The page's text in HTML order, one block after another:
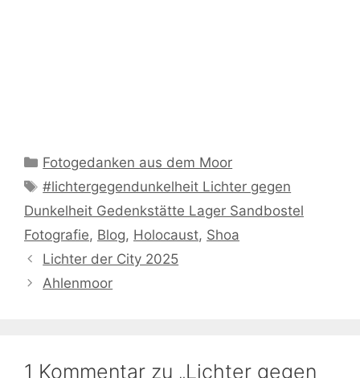
Kategorien
Fotogedanken aus dem Moor
Schlagwörter
#lichtergegendunkelheit Lichter gegen
Dunkelheit Gedenkstätte Lager Sandbostel
Fotografie, Blog, Holocaust, Shoa
Lichter der City 2025
Ahlenmoor
1 Kommentar zu „Lichter gegen